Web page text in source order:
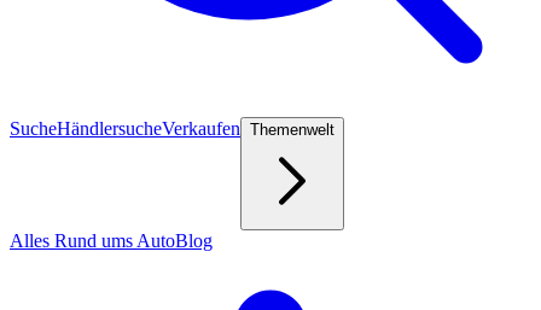
SucheHändlersucheVerkaufen Themenwelt
Alles Rund ums AutoBlog